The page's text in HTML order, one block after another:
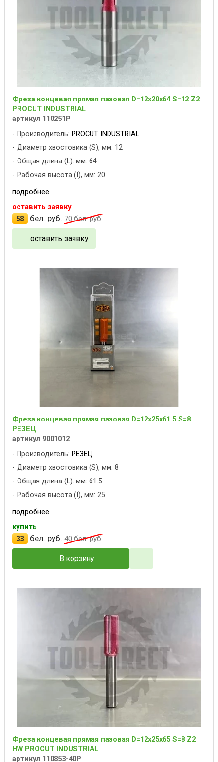
Фреза концевая прямая пазовая D=12x20x64 S=12 Z2
PROCUT INDUSTRIAL
артикул 110251P
Производитель: PROCUT INDUSTRIAL
Диаметр хвостовика (S), мм: 12
Общая длина (L), мм: 64
Рабочая высота (I), мм: 20
подробнее
оставить заявку
58
бел. руб. 70бел. руб.
оставить заявку
Фреза концевая прямая пазовая D=12x25x61.5 S=8
РЕЗЕЦ
артикул 9001012
Производитель: РЕЗЕЦ
Диаметр хвостовика (S), мм: 8
Общая длина (L), мм: 61.5
Рабочая высота (I), мм: 25
подробнее
купить
33
бел. руб. 40бел. руб.
В корзину
Фреза концевая прямая пазовая D=12x25x65 S=8 Z2
HW PROCUT INDUSTRIAL
артикул 110853-40P